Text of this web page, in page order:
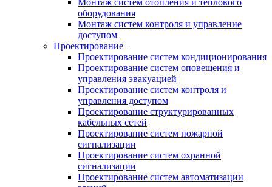
Монтаж систем отопления и теплового
оборудования
Монтаж систем контроля и управление
доступом
Проектирование
Проектирование систем кондиционирования
Проектирование систем оповещения и
управления эвакуацией
Проектирование систем контроля и
управления доступом
Проектирование структурированных
кабельных сетей
Проектирование систем пожарной
сигнализации
Проектирование систем охранной
сигнализации
Проектирование систем автоматизации